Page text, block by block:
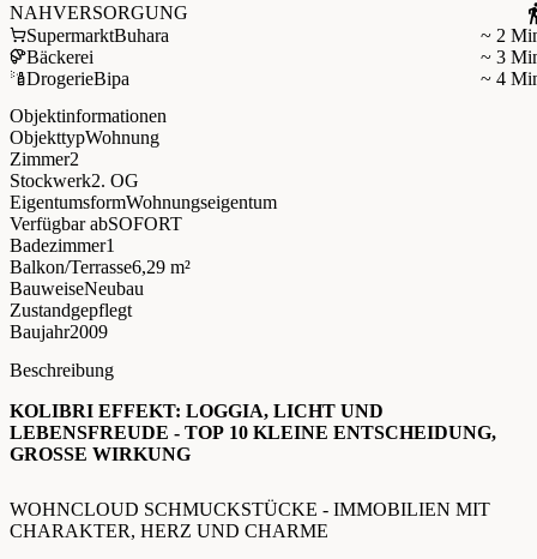
NAHVERSORGUNG
SupermarktBuhara
~ 2
Bäckerei
~ 3
DrogerieBipa
~ 4
Objektinformationen
ObjekttypWohnung
Zimmer2
Stockwerk2. OG
EigentumsformWohnungseigentum
Verfügbar abSOFORT
Badezimmer1
Balkon/Terrasse6,29 m²
BauweiseNeubau
Zustandgepflegt
Baujahr2009
Beschreibung
KOLIBRI EFFEKT: LOGGIA, LICHT UND
LEBENSFREUDE - TOP 10 KLEINE ENTSCHEIDUNG,
GROSSE WIRKUNG
WOHNCLOUD SCHMUCKSTÜCKE - IMMOBILIEN MIT
CHARAKTER, HERZ UND CHARME